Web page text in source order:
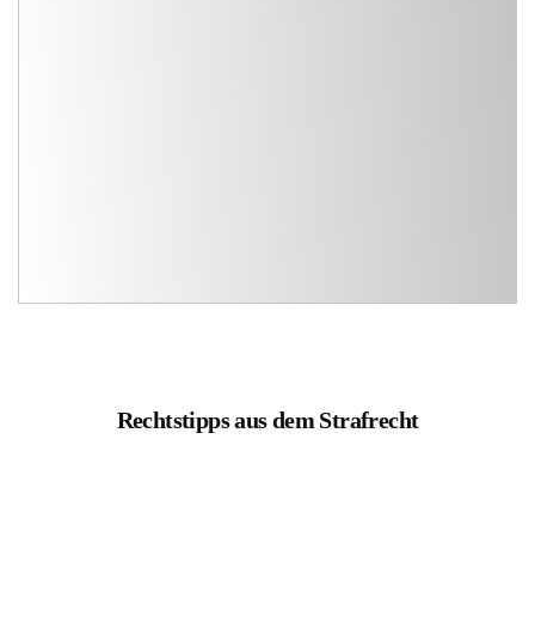
Rechtstipps aus dem Strafrecht